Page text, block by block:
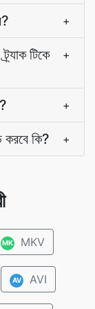
+
টিকে
+
+
কি? +
MK MKV
AV AVI